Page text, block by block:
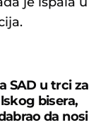
SAD u trci za
bisera,
da nosi